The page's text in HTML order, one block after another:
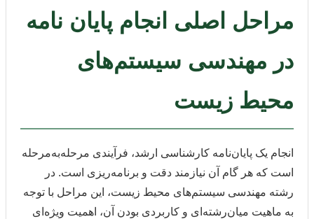
مراحل اصلی انجام پایان نامه
در مهندسی سیستم‌های
محیط زیست
انجام یک پایان‌نامه کارشناسی ارشد، فرآیندی مرحله‌به‌مرحله
است که هر گام آن نیازمند دقت و برنامه‌ریزی است. در
رشته مهندسی سیستم‌های محیط زیست، این مراحل با توجه
به ماهیت میان‌رشته‌ای و کاربردی بودن آن، اهمیت ویژه‌ای